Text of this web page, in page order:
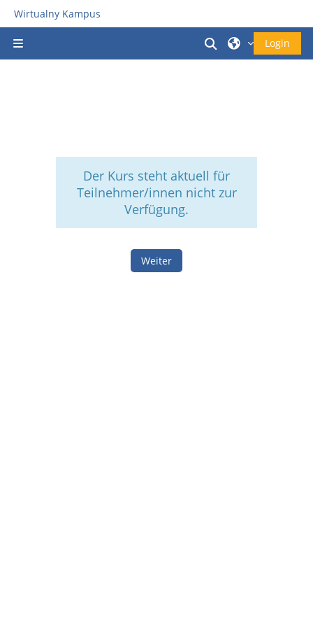
Zum Hauptinhalt
Wirtualny Kampus
Sucheingabe
Login
Der Kurs steht aktuell für
Teilnehmer/innen nicht zur
Verfügung.
Weiter